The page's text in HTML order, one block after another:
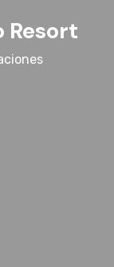
Resort